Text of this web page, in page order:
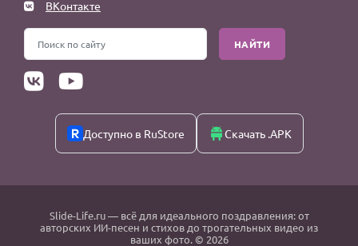
ВКонтакте
НАЙТИ
Доступно в RuStore Скачать .APK
Slide-Life.ru— всё для идеального поздравления: от
авторских ИИ-песен и стихов до трогательных видео из
ваших фото. © 2026